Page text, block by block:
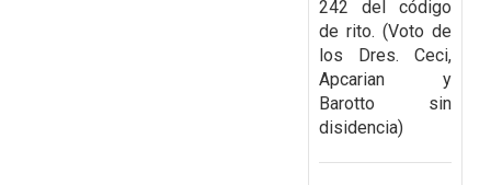
242 del código
de rito. (Voto de
los Dres. Ceci,
Apcarian y
Barotto sin
disidencia)